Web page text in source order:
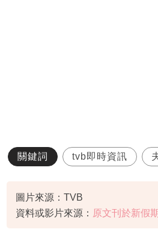
關鍵詞 tvb即時資訊
圖片來源：TVB
資料或影片來源： 原文刊於新假期